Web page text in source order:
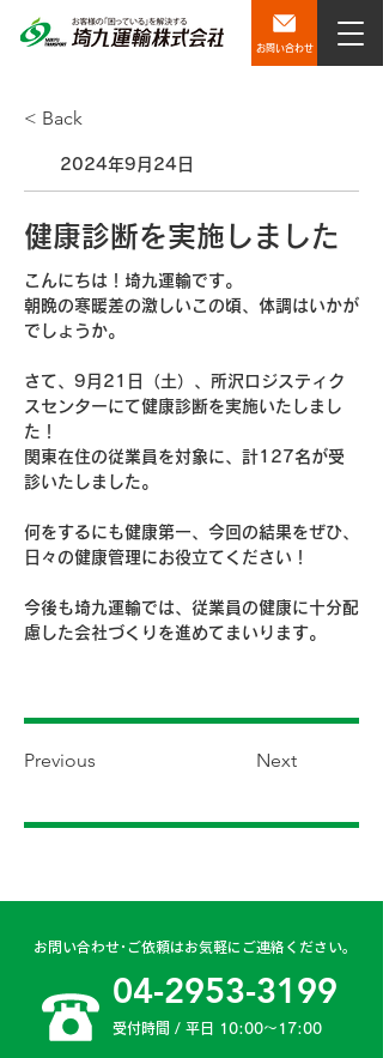
お問い合わせ
< Back
2024年9月24日
健康診断を実施しました
こんにちは！埼九運輸です。
朝晩の寒暖差の激しいこの頃、体調はいかが
でしょうか。
さて、9月21日（土）、所沢ロジスティク
スセンターにて健康診断を実施いたしまし
た！
関東在住の従業員を対象に、計127名が受
診いたしました。
何をするにも健康第一、今回の結果をぜひ、
日々の健康管理にお役立てください！
今後も埼九運輸では、従業員の健康に十分配
慮した会社づくりを進めてまいります。
Previous Next
お問い合わせ･ご依頼はお気軽にご連絡ください。
04-2953-3199
受付時間 / 平日 10:00〜17:00